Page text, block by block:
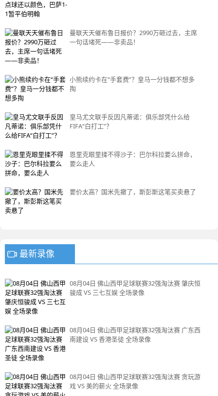
曼联天天催布鲁日报价？2990万砸过去，主席
一句话堵死——非卖品！
小熊续约卡在“手套费”？皇马一分钱都不想多
掏
皇马尤文联手反因凡蒂诺：俱乐部凭什么给
FIFA“白打工”？
恩里克眼里揉不得沙子：巴尔科拉要么拼命，
要么走人
要价太高？国米先撤了，斯彭斯这笔买卖悬了
最新录像
08月04日 佛山西甲足球联赛32强淘汰赛 肇庆恒
骏成 VS 三七互娱 全场录像
08月04日 佛山西甲足球联赛32强淘汰赛 广东西
南建设 VS 香港圣徒 全场录像
08月04日 佛山西甲足球联赛32强淘汰赛 贪玩游
戏 VS 美的薪火 全场录像